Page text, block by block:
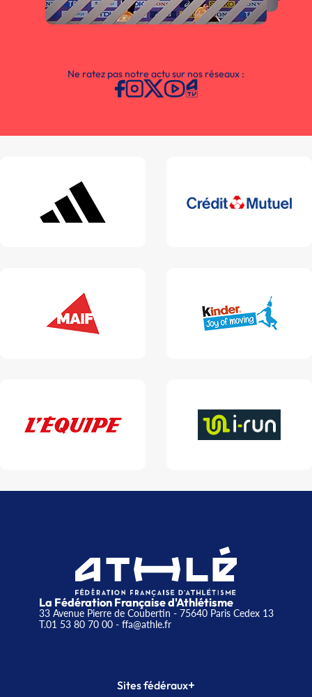
Ne ratez pas notre actu sur nos réseaux :
La Fédération Française d'Athlétisme
33 Avenue Pierre de Coubertin - 75640 Paris Cedex 13
T.01 53 80 70 00- ffa@athle.fr
Sites fédéraux+